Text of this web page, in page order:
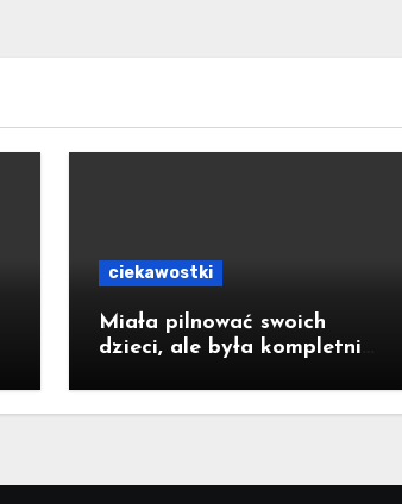
ciekawostki
Miała pilnować swoich
dzieci, ale była kompletnie
Jastrzębia-Zdroju miała